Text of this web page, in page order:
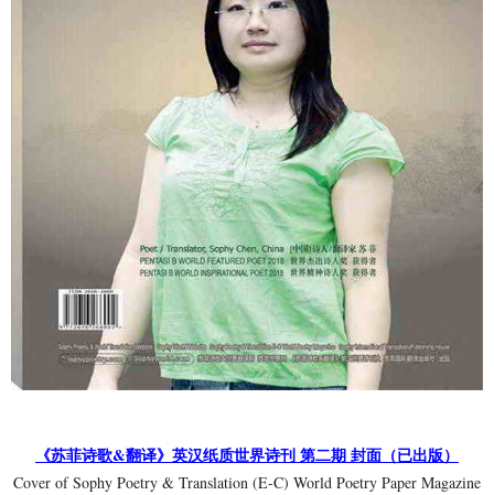
《苏菲诗歌&翻译》英汉纸质世界诗刊 第二期 封面（已出版）
Cover of Sophy Poetry & Translation (E-C) World Poetry Paper Magazine